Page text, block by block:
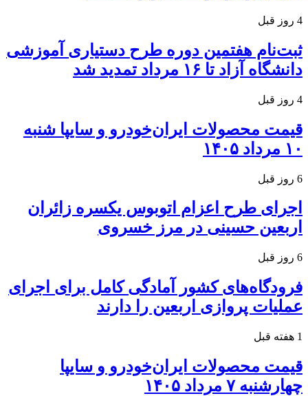
4 روز قبل
ثبت‌نام هفتمین دوره طرح دستیاری آموزشی
دانشگاه آزاد تا ۱۶ مرداد تمدید شد
4 روز قبل
قیمت محصولات ایران‌خودرو و سایپا شنبه
۱۰ مرداد ۱۴۰۵
6 روز قبل
اجرای طرح اعزام اتوبوس یکسره زائران
اربعین حسینی در مرز خسروی
6 روز قبل
فرودگاه‌های کشور آمادگی کامل برای اجرای
عملیات پروازی اربعین را دارند
1 هفته قبل
قیمت محصولات ایران‌خودرو و سایپا
چهارشنبه ۷ مرداد ۱۴۰۵